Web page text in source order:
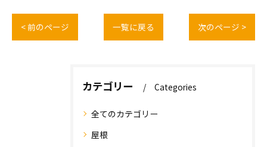
< 前のページ 一覧に戻る 次のページ >
カテゴリー Categories
全てのカテゴリー
屋根